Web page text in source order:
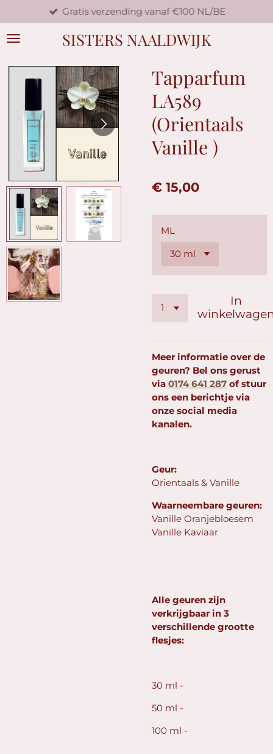
direct
naar
hoofdinhoud
SISTERS NAALDWIJK
Gratis verzending vanaf €100 NL/BE
Tapparfum
LA589
(Orientaals
Vanille )
€ 15,00
ML
In
Meer informatie over de
geuren? Bel ons gerust
via 0174 641 287 of stuur
ons een berichtje via
onze social media
kanalen.
Geur:
Orientaals & Vanille
Waarneembare geuren:
Vanille Oranjebloesem
Vanille Kaviaar
Alle geuren zijn
verkrijgbaar in 3
verschillende grootte
flesjes:
30 ml -
50 ml -
100 ml -